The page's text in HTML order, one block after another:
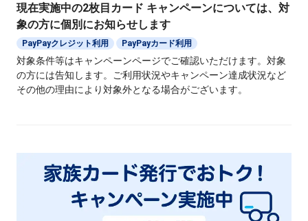
現在実施中の2枚目カード キャンペーンについては、対
象の方に個別にお知らせします
PayPayクレジット利用 PayPayカード利用
対象条件等はキャンペーンページでご確認いただけます。対象
の方には告知します。ご利用状況やキャンペーン達成状況など
その他の理由により対象外となる場合がございます。